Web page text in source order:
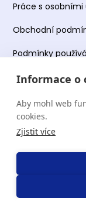
Informace o
Aby mohl web
cookies.
Zjistit více
Práce s osobními
Obchodní
Podmínky
Copyright
vyhrazena.